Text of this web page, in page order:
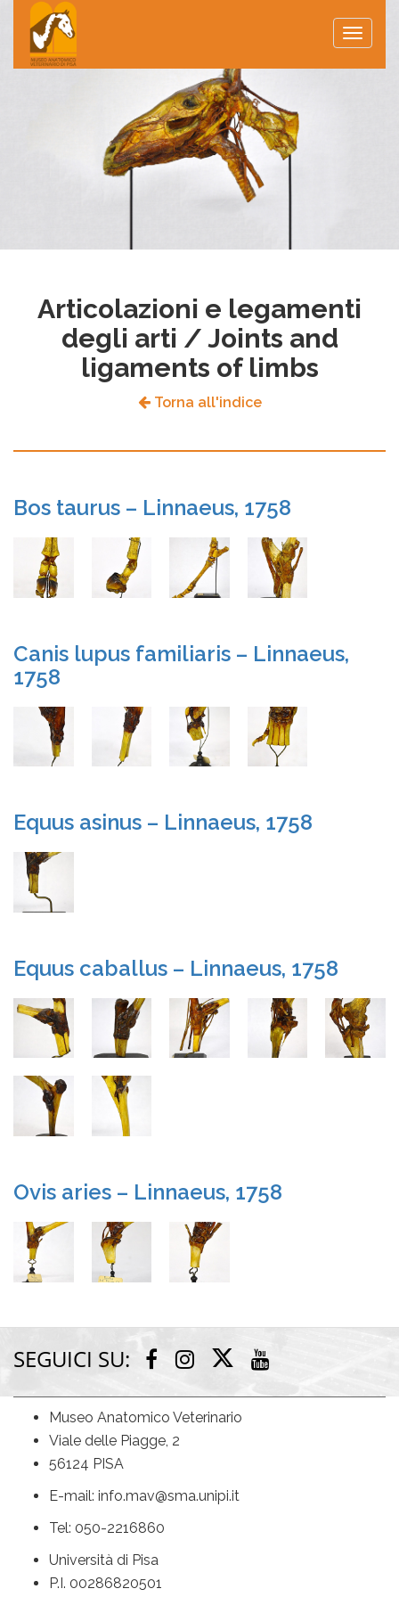
Toggle
Articolazioni e legamenti
degli arti / Joints and
ligaments of limbs
Torna all'indice
Bos taurus – Linnaeus, 1758
Canis lupus familiaris – Linnaeus,
1758
Equus asinus – Linnaeus, 1758
Equus caballus – Linnaeus, 1758
Ovis aries – Linnaeus, 1758
SEGUICI SU: Facebook
Instagram
Twitter
Museo Anatomico Veterinario
Viale delle Piagge, 2
56124 PISA
E-mail: info.mav@sma.unipi.it
Tel: 050-2216860
Università di Pisa
P.I. 00286820501